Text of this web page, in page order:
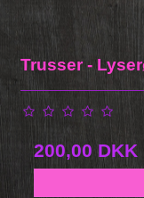
Trusser -
200,00 DKK